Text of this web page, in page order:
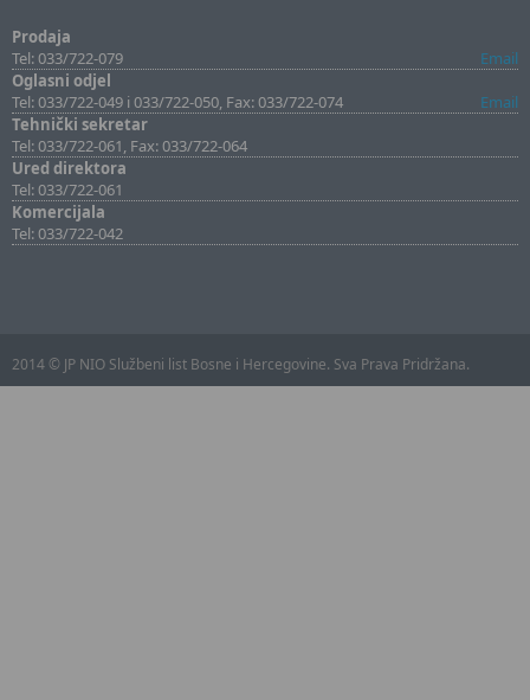
Prodaja
Tel: 033/722-079
Email
Oglasni odjel
Tel: 033/722-049 i 033/722-050, Fax: 033/722-074
Email
Tehnički sekretar
Tel: 033/722-061, Fax: 033/722-064
Ured direktora
Tel: 033/722-061
Komercijala
Tel: 033/722-042
2014 © JP NIO Službeni list Bosne i Hercegovine. Sva Prava Pridržana.